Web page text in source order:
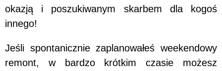
okazją i poszukiwanym skarbem dla kogoś
innego!
Jeśli spontanicznie zaplanowałeś weekendowy
remont, w bardzo krótkim czasie możesz